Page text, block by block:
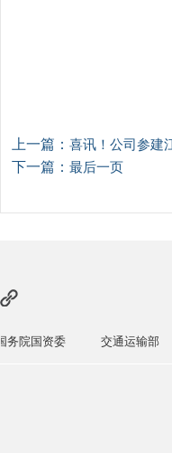
上一篇： 喜讯！公司参建江津至泸州
下一篇： 最后一页
交通运输部 中交一公局